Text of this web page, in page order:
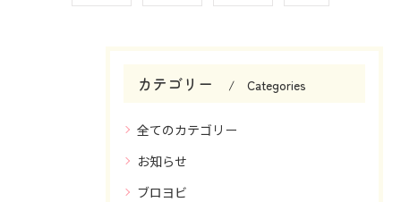
カテゴリー Categories
全てのカテゴリー
お知らせ
ブロヨビ